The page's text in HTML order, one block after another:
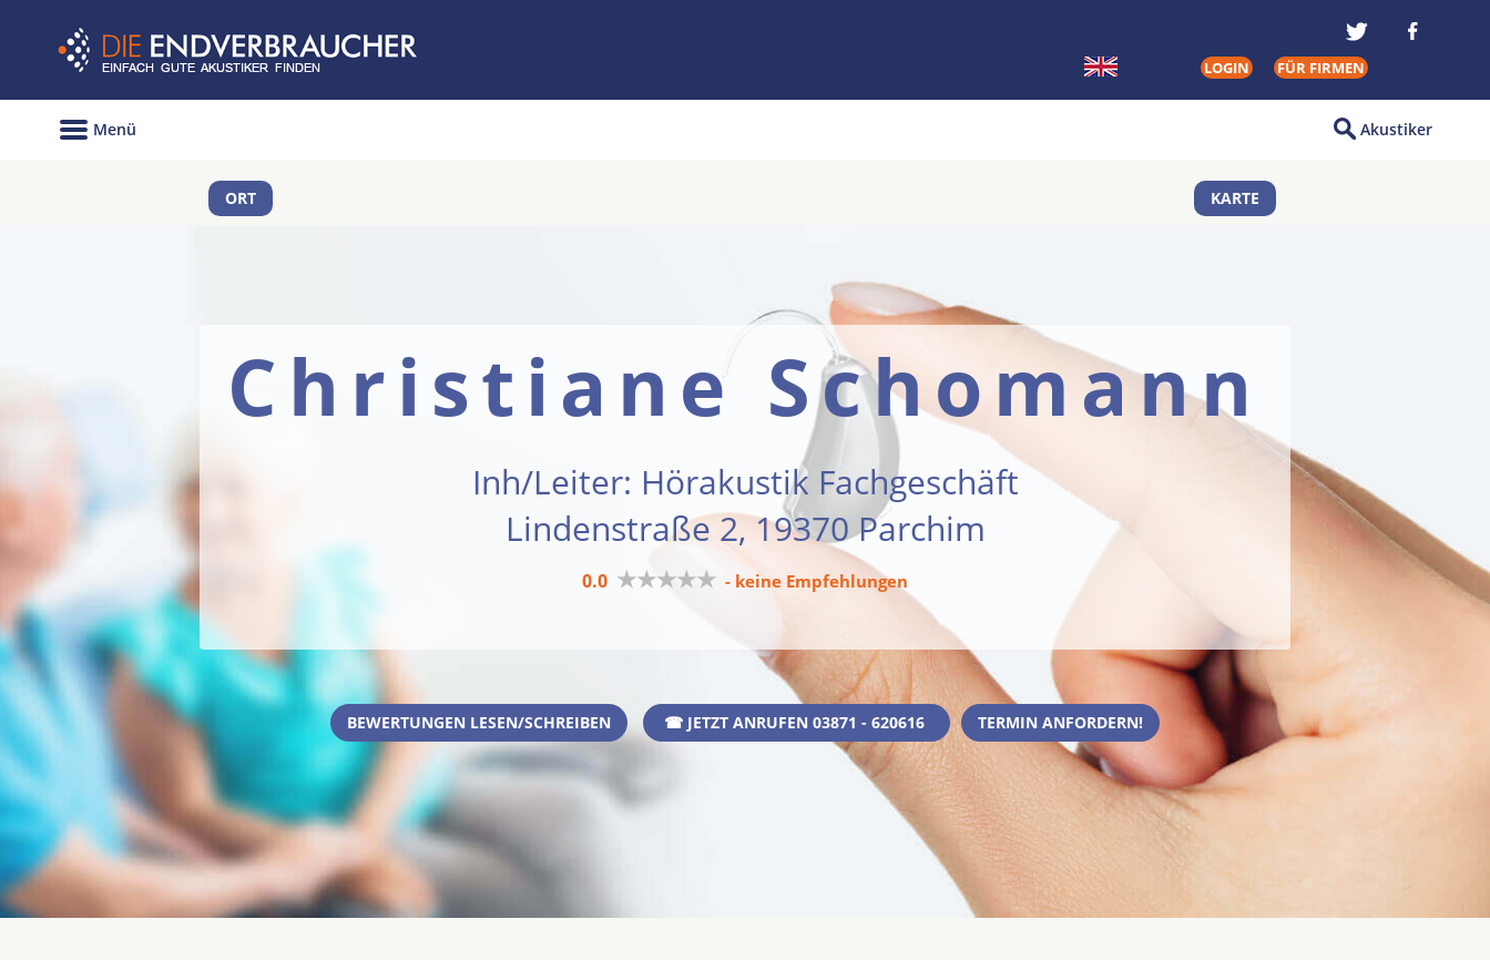
LOGIN FÜR FIRMEN
Akustiker
Menü
ORT KARTE
Christiane Schomann
Inh/Leiter: Hörakustik Fachgeschäft
Lindenstraße 2, 19370 Parchim
0.0 ★★★★★ - keine Empfehlungen
BEWERTUNGEN LESEN/SCHREIBEN ☎ JETZT ANRUFEN 03871 - 620616 TERMIN ANFORDERN!